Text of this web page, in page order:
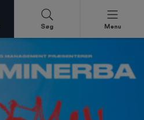
Søg Menu